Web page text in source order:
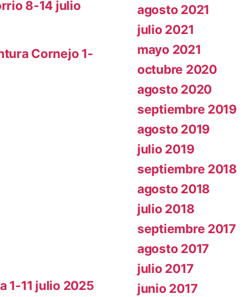
8-14 julio
Cornejo 1-
1-11 julio 2025
agosto 2021
julio 2021
mayo 2021
octubre 2020
agosto 2020
septiembre 2019
agosto 2019
julio 2019
septiembre 2018
agosto 2018
julio 2018
septiembre 2017
agosto 2017
julio 2017
junio 2017